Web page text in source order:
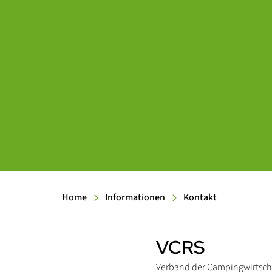
Home Informationen Kontakt
Inhalt
VCRS
Verband der